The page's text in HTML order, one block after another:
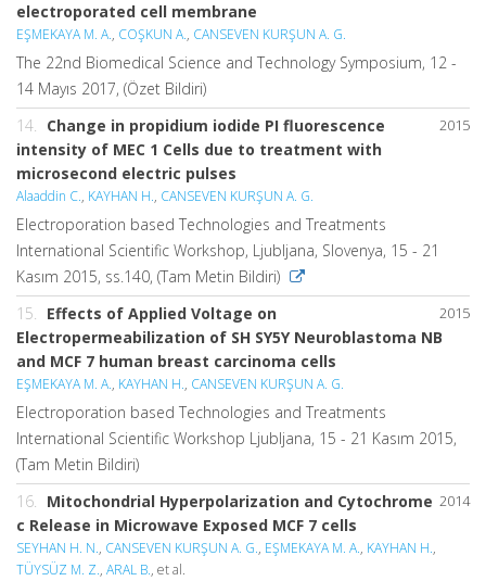
electroporated cell membrane
EŞMEKAYA M. A., COŞKUN A., CANSEVEN KURŞUN A. G.
The 22nd Biomedical Science and Technology Symposium, 12 -
14 Mayıs 2017, (Özet Bildiri)
2015
14. Change in propidium iodide PI fluorescence
intensity of MEC 1 Cells due to treatment with
microsecond electric pulses
Alaaddin C., KAYHAN H., CANSEVEN KURŞUN A. G.
Electroporation based Technologies and Treatments
International Scientific Workshop, Ljubljana, Slovenya, 15 - 21
Kasım 2015, ss.140, (Tam Metin Bildiri)
2015
15. Effects of Applied Voltage on
Electropermeabilization of SH SY5Y Neuroblastoma NB
and MCF 7 human breast carcinoma cells
EŞMEKAYA M. A., KAYHAN H., CANSEVEN KURŞUN A. G.
Electroporation based Technologies and Treatments
International Scientific Workshop Ljubljana, 15 - 21 Kasım 2015,
(Tam Metin Bildiri)
2014
16. Mitochondrial Hyperpolarization and Cytochrome
c Release in Microwave Exposed MCF 7 cells
SEYHAN H. N., CANSEVEN KURŞUN A. G., EŞMEKAYA M. A., KAYHAN H.,
TÜYSÜZ M. Z., ARAL B., et al.